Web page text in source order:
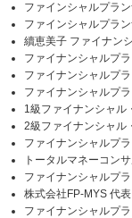
ファインシャルプラ
ファインシャルプラ
續恵美子 ファイナン
ファイナンシャルプ
ファイナンシャルプ
ファイナンシャルプ
1級ファイナンシャル
2級ファイナンシャル
ファイナンシャルプ
トータルマネーコン
ファイナンシャルプ
株式会社FP-MYS 代
ファイナンシャルプ